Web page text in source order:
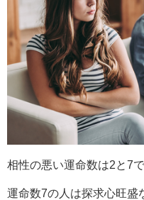
相性の悪い運命数は2と7で
運命数7の人は探求心旺盛